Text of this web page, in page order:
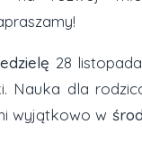
28
Nauka dla
wyjątkowo w